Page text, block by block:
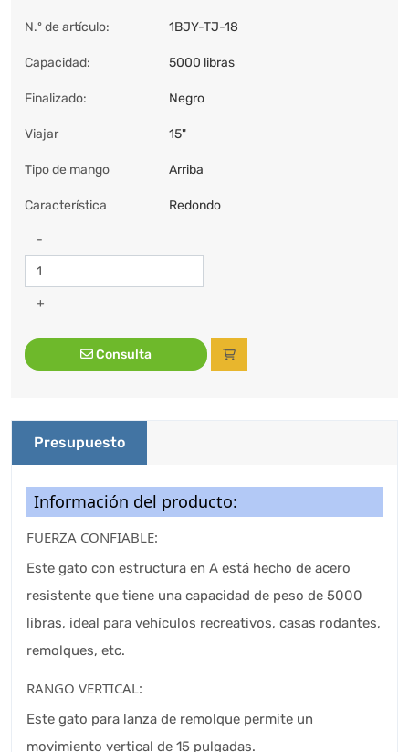
N.º de artículo: 1BJY-TJ-18
Capacidad: 5000 libras
Finalizado: Negro
Viajar 15"
Tipo de mango Arriba
Característica Redondo
-
+
Consulta
Presupuesto
Información del producto:
FUERZA CONFIABLE:
Este gato con estructura en A está hecho de acero
resistente que tiene una capacidad de peso de 5000
libras, ideal para vehículos recreativos, casas rodantes,
remolques, etc.
RANGO VERTICAL:
Este gato para lanza de remolque permite un
movimiento vertical de 15 pulgadas.